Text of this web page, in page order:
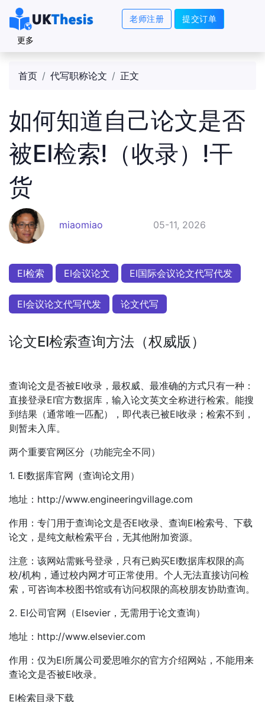
老师注册 提交订单
更多
首页 代写职称论文 正文
如何知道自己论文是否
被EI检索!（收录）!干
货
miaomiao 05-11, 2026
EI检索 EI会议论文 EI国际会议论文代写代发
EI会议论文代写代发 论文代写
论文EI检索查询方法（权威版）
查询论文是否被EI收录，最权威、最准确的方式只有一种：
直接登录EI官方数据库，输入论文英文全称进行检索。能搜
到结果（通常唯一匹配），即代表已被EI收录；检索不到，
则暂未入库。
两个重要官网区分（功能完全不同）
1. EI数据库官网（查询论文用）
地址：http://www.engineeringvillage.com
作用：专门用于查询论文是否EI收录、查询EI检索号、下载
论文，是纯文献检索平台，无其他附加资源。
注意：该网站需账号登录，只有已购买EI数据库权限的高
校/机构，通过校内网才可正常使用。个人无法直接访问检
索，可咨询本校图书馆或有访问权限的高校朋友协助查询。
2. EI公司官网（Elsevier，无需用于论文查询）
地址：http://www.elsevier.com
作用：仅为EI所属公司爱思唯尔的官方介绍网站，不能用来
查论文是否被EI收录。
EI检索目录下载